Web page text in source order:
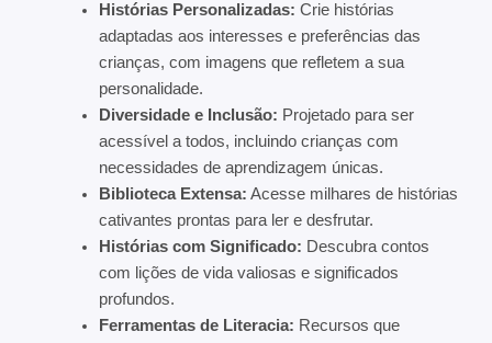
Histórias Personalizadas: Crie histórias
adaptadas aos interesses e preferências das
crianças, com imagens que refletem a sua
personalidade.
Diversidade e Inclusão: Projetado para ser
acessível a todos, incluindo crianças com
necessidades de aprendizagem únicas.
Biblioteca Extensa: Acesse milhares de histórias
cativantes prontas para ler e desfrutar.
Histórias com Significado: Descubra contos
com lições de vida valiosas e significados
profundos.
Ferramentas de Literacia: Recursos que